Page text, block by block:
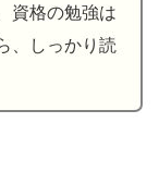
資格の勉強は
、しっかり読